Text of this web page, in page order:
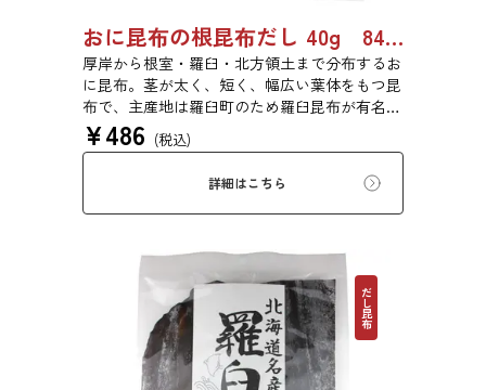
おに昆布の根昆布だし 40g 8487
厚岸から根室・羅臼・北方領土まで分布するお
に昆布。茎が太く、短く、幅広い葉体をもつ昆
布で、主産地は羅臼町のため羅臼昆布が有名で
すが、厚岸町で採れたおに昆布も同じ種類の昆
布です。真昆布と同等の高級品で、だし汁はや
や黄色く濁りますが、濃厚で特有の香りと甘味
のあるだしが特徴です。
¥486 (税込)
詳細はこちら
だし昆布